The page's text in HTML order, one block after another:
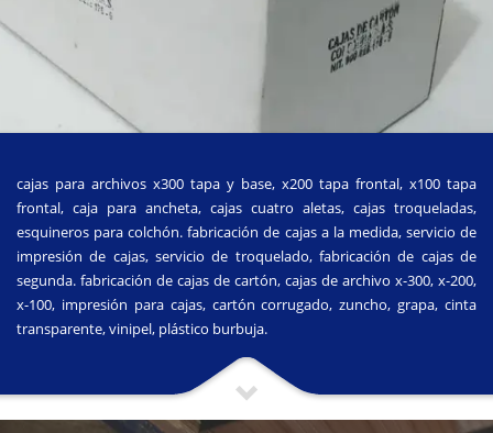
cajas para archivos x300 tapa y base, x200 tapa frontal, x100 tapa
frontal, caja para ancheta, cajas cuatro aletas, cajas troqueladas,
esquineros para colchón. fabricación de cajas a la medida, servicio de
impresión de cajas, servicio de troquelado, fabricación de cajas de
segunda. fabricación de cajas de cartón, cajas de archivo x-300, x-200,
x-100, impresión para cajas, cartón corrugado, zuncho, grapa, cinta
transparente, vinipel, plástico burbuja.